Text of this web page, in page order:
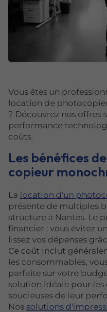
Vous êtes un
location de
? Découvrez nos offres
performance
coûts.
Les bénéfices
copieur
La location d'un
présente de multiples
structure à Nantes. Le
financier : vous évitez
lissez vos dépenses
Ce coût inclut
les consommables,
parfaite sur votre
solution idéale pour les
soucieuses de leur
Nos solutions